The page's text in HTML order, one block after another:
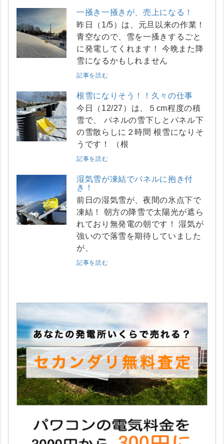
一掻き一掻きが、売上になる！
昨日（1/5）は、元旦以来の作業！
青空なので、雪を一搔きするごと
に発電してくれます！ 今晩また降
雪になるかもしれません
記事を読む
根雪になりそう！！久々の仕事
今日（12/27）は、５cm程度の積
雪で、 パネルの雪下しとパネル下
の雪散らしに２時間 根雪になりそ
うです！ （根
記事を読む
湿気雪が凍結でパネルに抱き付
き！
前日の湿気雪が、夜間の氷点下で
凍結！ 朝方の降雪で太陽光が遮ら
れており無発電の朝です！ 湿気が
強いので落雪を期待していました
が、
記事を読む